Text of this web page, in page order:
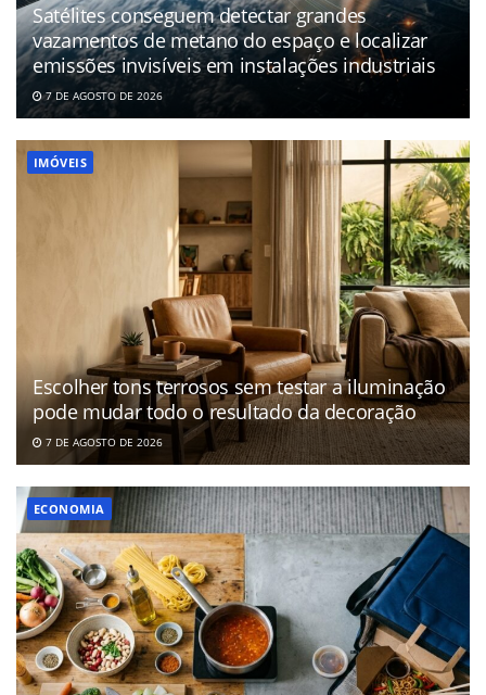
Satélites conseguem detectar grandes
vazamentos de metano do espaço e localizar
emissões invisíveis em instalações industriais
7 DE AGOSTO DE 2026
IMÓVEIS
Escolher tons terrosos sem testar a iluminação
pode mudar todo o resultado da decoração
7 DE AGOSTO DE 2026
ECONOMIA